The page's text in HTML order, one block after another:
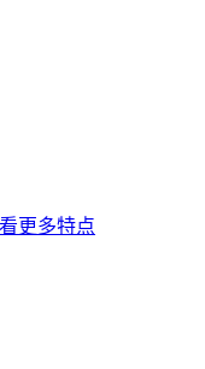
更多特点